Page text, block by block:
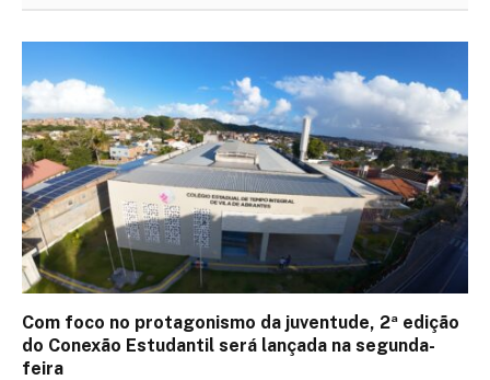
Com foco no protagonismo da juventude, 2ª edição
do Conexão Estudantil será lançada na segunda-
feira